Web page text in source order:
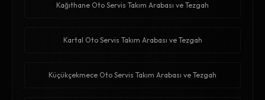
Kağıthane Oto Servis Takım Arabası ve Tezgah
Kartal Oto Servis Takım Arabası ve Tezgah
Küçükçekmece Oto Servis Takım Arabası ve Tezgah